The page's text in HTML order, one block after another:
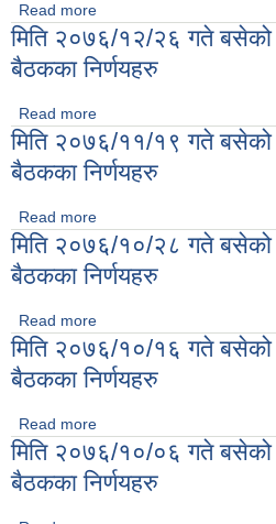
Read more
निर्णयहरु
मिति २०७६/१२/२६ गते बसेको
बैठकका निर्णयहरु
Read more
निर्णयहरु
मिति २०७६/११/१९ गते बसेको
बैठकका निर्णयहरु
Read more
निर्णयहरु
मिति २०७६/१०/२८ गते बसेको
बैठकका निर्णयहरु
Read more
निर्णयहरु
मिति २०७६/१०/१६ गते बसेको
बैठकका निर्णयहरु
Read more
निर्णयहरु
मिति २०७६/१०/०६ गते बसेको
बैठकका निर्णयहरु